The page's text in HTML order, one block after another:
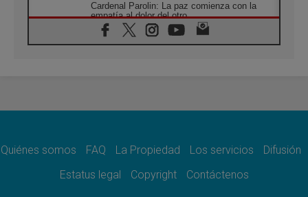
Cardenal Parolin: La paz comienza con la
empatía al dolor del otro
06.08.2026
Fray Marco Vianelli: Aprender el Evangelio
06.08.2026
06.08.2026
medio de tensiones y ataques en el sur del
Quiénes somos FAQ La Propiedad Los servicios
Difusión
Estatus legal
Copyright Contáctenos